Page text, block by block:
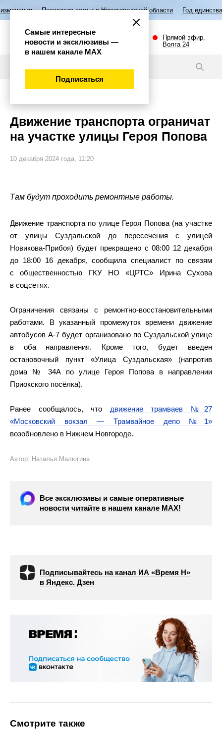
семьи в Нижегородской области Год единства народов России
Прямой эфир.
Волга 24
Движение транспорта ограничат
на участке улицы Героя Попова
10 декабря 2024 года, 11:20
Там будут проходить ремонтные работы.
Движение транспорта по улице Героя Попова (на участке
от улицы Суздальской до пересечения с улицей
Новикова-Прибоя) будет прекращено с 08:00 12 декабря
до 18:00 16 декабря, сообщила специалист по связям
с общественностью ГКУ НО «ЦРТС» Ирина Сухова
в соцсетях.
Ограничения связаны с ремонтно-восстановительными
работами. В указанный промежуток времени движение
автобусов А-7 будет организовано по Суздальской улице
в оба направления. Кроме того, будет введен
остановочный пункт «Улица Суздальская» (напротив
дома № 34А по улице Героя Попова в направлении
Приокского посёлка).
Ранее сообщалось, что движение трамваев №27
«Московский вокзал — Трамвайное депо №1»
возобновлено в Нижнем Новгороде.
Автор: Наталья Малюгина
Все эксклюзивы и самые оперативные
новости читайте в нашем канале МАХ!
Подписывайтесь на канал ИА «Время Н»
в Яндекс. Дзен
Смотрите также
Самые интересные
новости и эксклюзивы —
в нашем канале МАХ
Подписаться